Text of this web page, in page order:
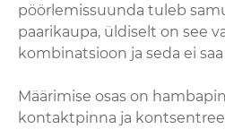
pöörlemissuunda tuleb
paarikaupa, üldiselt on see
kombinatsioon ja seda ei
Määrimise osas on
kontaktpinna ja